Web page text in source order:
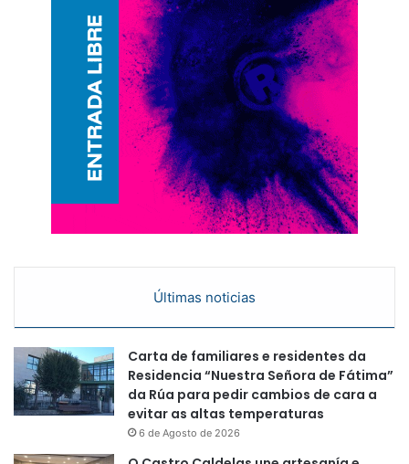
Últimas noticias
Carta de familiares e residentes da
Residencia “Nuestra Señora de Fátima”
da Rúa para pedir cambios de cara a
evitar as altas temperaturas
6 de Agosto de 2026